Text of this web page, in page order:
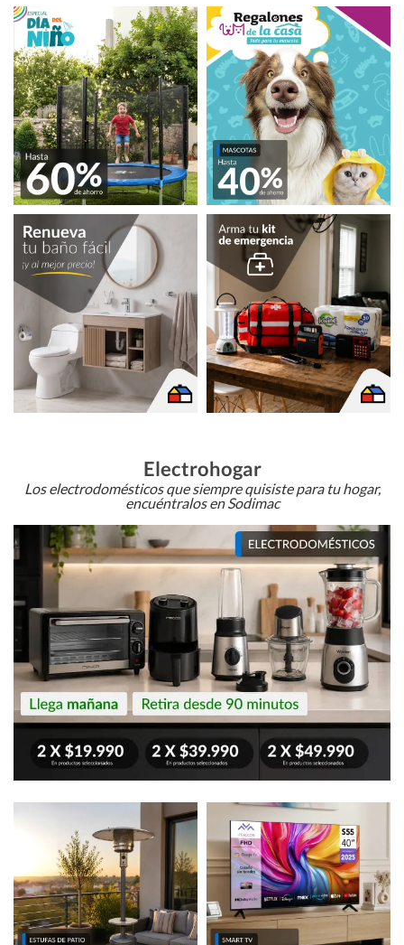
Electrohogar
Los electrodomésticos que siempre quisiste para tu hogar,
encuéntralos en Sodimac